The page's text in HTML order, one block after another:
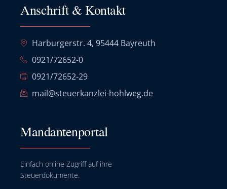
Anschrift & Kontakt
Harburgerstr. 4, 95444 Bayreuth
0921/72652-0
0921/72652-29
mail@steuerkanzlei-hohlweg.de
Mandantenportal
Einfach online Zugriff auf ihre
Steuerdokumente.